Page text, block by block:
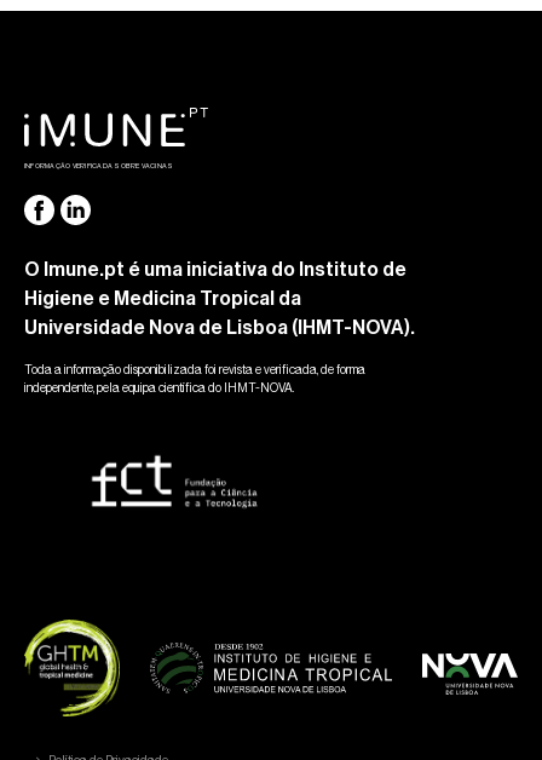
INFORMAÇÃO VERIFICADA SOBRE VACINAS
O Imune.pt é uma iniciativa do Instituto de
Higiene e Medicina Tropical da
Universidade Nova de Lisboa (IHMT-NOVA).
Toda a informação disponibilizada foi revista e verificada, de forma
independente, pela equipa científica do IHMT-NOVA.